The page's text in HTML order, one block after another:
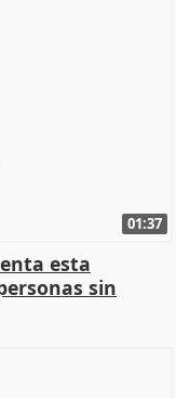
01:37
esta
sin